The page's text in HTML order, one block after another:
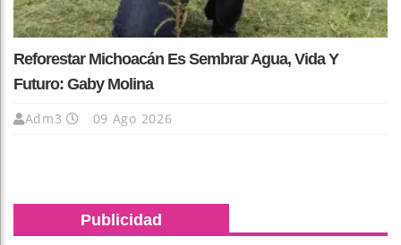
Reforestar Michoacán Es Sembrar Agua, Vida Y
Futuro: Gaby Molina
Adm3 09 Ago 2026
Publicidad